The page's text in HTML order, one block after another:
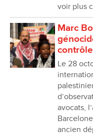
voir plus
Marc
Le 28
avocats,
ancien